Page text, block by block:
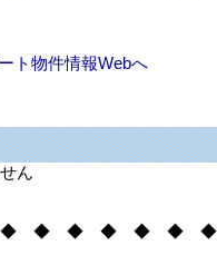
ト物件情報Webへ
ん
◆ ◆ ◆ ◆ ◆